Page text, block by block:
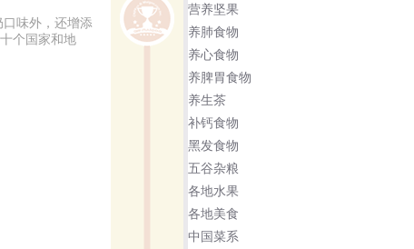
味外，还增添
个国家和地
营养坚果
养肺食物
养心食物
养脾胃食物
养生茶
补钙食物
黑发食物
五谷杂粮
各地水果
各地美食
中国菜系